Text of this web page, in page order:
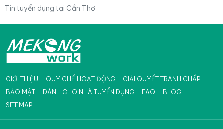
Tin tuyển dụng tại Cần Thơ
GIỚI THIỆU QUY CHẾ HOẠT ĐỘNG
GIẢI QUYẾT TRANH CHẤP
BẢO MẬT
DÀNH CHO NHÀ TUYỂN DỤNG FAQ
BLOG
SITEMAP